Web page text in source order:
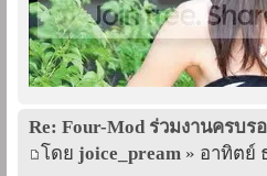
Re: Four-Mod ร่วมงานครบร
โดย joice_pream » อาทิตย์